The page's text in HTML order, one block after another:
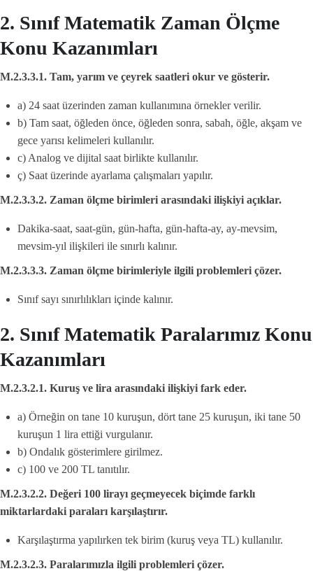
2. Sınıf Matematik Zaman Ölçme
Konu Kazanımları
M.2.3.3.1. Tam, yarım ve çeyrek saatleri okur ve gösterir.
a) 24 saat üzerinden zaman kullanımına örnekler verilir.
b) Tam saat, öğleden önce, öğleden sonra, sabah, öğle, akşam ve
gece yarısı kelimeleri kullanılır.
c) Analog ve dijital saat birlikte kullanılır.
ç) Saat üzerinde ayarlama çalışmaları yapılır.
M.2.3.3.2. Zaman ölçme birimleri arasındaki ilişkiyi açıklar.
Dakika-saat, saat-gün, gün-hafta, gün-hafta-ay, ay-mevsim,
mevsim-yıl ilişkileri ile sınırlı kalınır.
M.2.3.3.3. Zaman ölçme birimleriyle ilgili problemleri çözer.
Sınıf sayı sınırlılıkları içinde kalınır.
2. Sınıf Matematik Paralarımız Konu
Kazanımları
M.2.3.2.1. Kuruş ve lira arasındaki ilişkiyi fark eder.
a) Örneğin on tane 10 kuruşun, dört tane 25 kuruşun, iki tane 50
kuruşun 1 lira ettiği vurgulanır.
b) Ondalık gösterimlere girilmez.
c) 100 ve 200 TL tanıtılır.
M.2.3.2.2. Değeri 100 lirayı geçmeyecek biçimde farklı
miktarlardaki paraları karşılaştırır.
Karşılaştırma yapılırken tek birim (kuruş veya TL) kullanılır.
M.2.3.2.3. Paralarımızla ilgili problemleri çözer.